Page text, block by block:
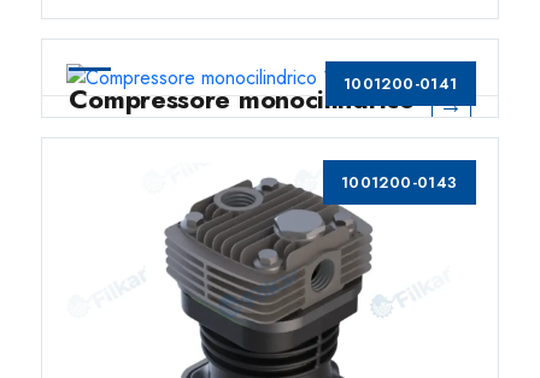
1001200-0141
Compressore monocilindrico
159 CC
→
1001200-0143